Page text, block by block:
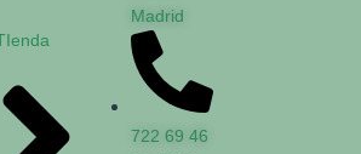
Madrid
722 69 46